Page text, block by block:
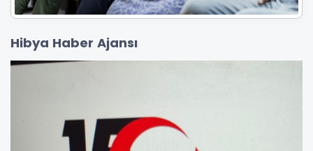
Hibya Haber Ajansı